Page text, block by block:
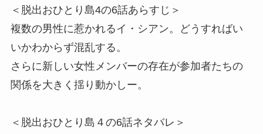
＜脱出おひとり島4の6話あらすじ＞
複数の男性に惹かれるイ・シアン。どうすればい
いかわからず混乱する。
さらに新しい女性メンバーの存在が参加者たちの
関係を大きく揺り動かしー。
＜脱出おひとり島４の6話ネタバレ＞